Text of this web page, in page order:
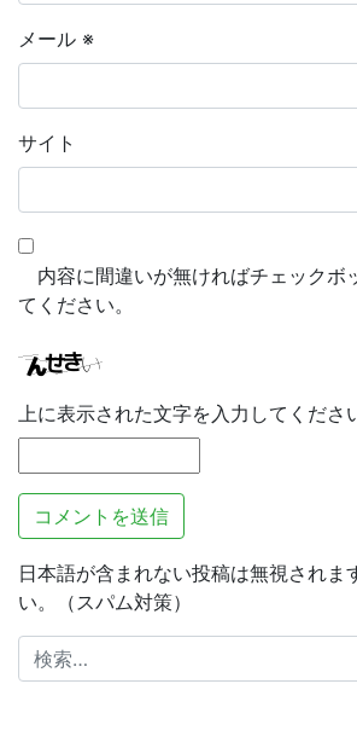
メール ※
サイト
内容に間違いが無ければチェックボ
てください。
上に表示された文字を入力してくださ
日本語が含まれない投稿は無視されま
い。（スパム対策）
検
索: